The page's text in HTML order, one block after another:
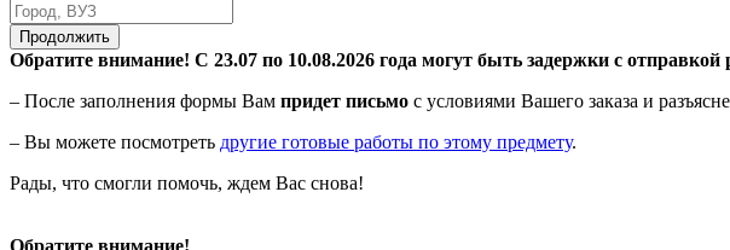
Продолжить
Обратите внимание! С 23.07 по 10.08.2026 года могут быть задержки с
– После заполнения формы Вам придет письмо с условиями Вашего заказа и
– Вы можете посмотреть другие готовые работы по этому предмету.
Рады, что смогли помочь, ждем Вас снова!